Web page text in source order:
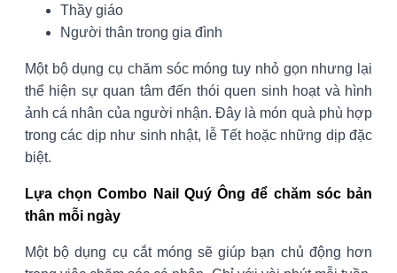
Thầy giáo
Người thân trong gia đình
Một bộ dụng cụ chăm sóc móng tuy nhỏ gọn nhưng lại
thể hiện sự quan tâm đến thói quen sinh hoạt và hình
ảnh cá nhân của người nhận. Đây là món quà phù hợp
trong các dịp như sinh nhật, lễ Tết hoặc những dịp đặc
biệt.
Lựa chọn Combo Nail Quý Ông để chăm sóc bản
thân mỗi ngày
Một bộ dụng cụ cắt móng sẽ giúp bạn chủ động hơn